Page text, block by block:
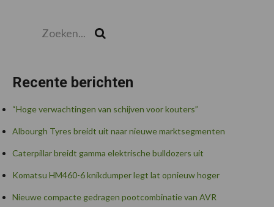
Recente berichten
“Hoge verwachtingen van schijven voor kouters”
Albourgh Tyres breidt uit naar nieuwe marktsegmenten
Caterpillar breidt gamma elektrische bulldozers uit
Komatsu HM460-6 knikdumper legt lat opnieuw hoger
Nieuwe compacte gedragen pootcombinatie van AVR